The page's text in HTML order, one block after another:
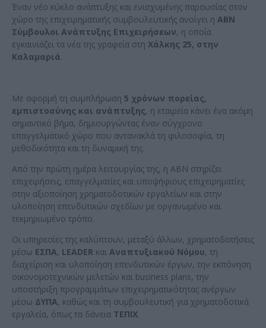
Έναν νέο κύκλο ανάπτυξης και ενισχυμένης παρουσίας στον
χώρο της επιχειρηματικής συμβουλευτικής ανοίγει η ABN
Σύμβουλοι Ανάπτυξης Επιχειρήσεων, η οποία
εγκαινιάζει τα νέα της γραφεία στη Χάλκης 25, στην
Καλαμαριά.
Με αφορμή τη συμπλήρωση 5 χρόνων πορείας,
εμπιστοσύνης και ανάπτυξης, η εταιρεία κάνει ένα ακόμη
σημαντικό βήμα, δημιουργώντας έναν σύγχρονο
επαγγελματικό χώρο που αντανακλά τη φιλοσοφία, τη
μεθοδικότητα και τη δυναμική της.
Από την πρώτη ημέρα λειτουργίας της, η ABN στηρίζει
επιχειρήσεις, επαγγελματίες και υποψήφιους επιχειρηματίες
στην αξιοποίηση χρηματοδοτικών εργαλείων και στην
υλοποίηση επενδυτικών σχεδίων με οργανωμένο και
τεκμηριωμένο τρόπο.
Οι υπηρεσίες της καλύπτουν, μεταξύ άλλων, χρηματοδοτήσεις
μέσω ΕΣΠΑ, LEADER και Αναπτυξιακού Νόμου, τη
διαχείριση και υλοποίηση επενδυτικών έργων, την εκπόνηση
οικονομοτεχνικών μελετών και business plans, την
υποστήριξη προγραμμάτων επιχειρηματικότητας ανέργων
μέσω ΔΥΠΑ, καθώς και τη συμβουλευτική για χρηματοδοτικά
εργαλεία, όπως τα δάνεια ΤΕΠΙΧ.